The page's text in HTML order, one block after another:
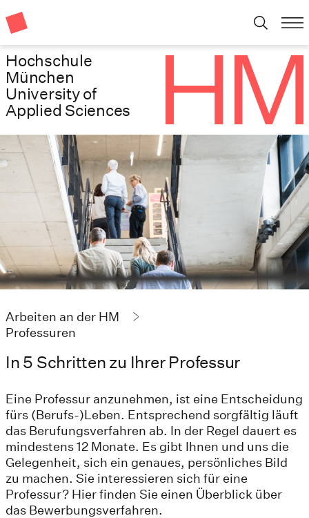
Hochschule
München
University of
Applied Sciences
Arbeiten an der HM
Professuren
In 5 Schritten zu Ihrer Professur
Eine Professur anzunehmen, ist eine Entscheidung
fürs (Berufs-)Leben. Entsprechend sorgfältig läuft
das Berufungsverfahren ab. In der Regel dauert es
mindestens 12 Monate. Es gibt Ihnen und uns die
Gelegenheit, sich ein genaues, persönliches Bild
zu machen. Sie interessieren sich für eine
Professur? Hier finden Sie einen Überblick über
das Bewerbungsverfahren.